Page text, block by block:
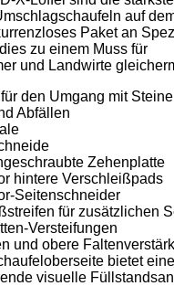
auf
Paket an
zu einem Muss für
und Landwirte
den Umgang mit
Abfällen
Zehenplatte
hintere Verschleißpads
Seitenschneider
für zusätzlichen
Versteifungen
und obere
bietet eine
visuelle